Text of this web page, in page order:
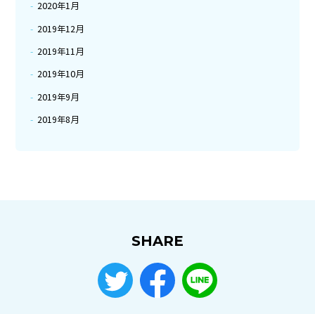
2020年1月
2019年12月
2019年11月
2019年10月
2019年9月
2019年8月
SHARE